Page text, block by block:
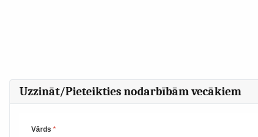
Uzzināt/Pieteikties nodarbībām vecākiem
Vārds *